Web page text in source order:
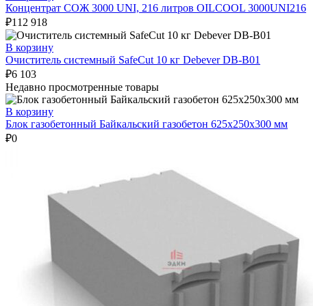
Концентрат СОЖ 3000 UNI, 216 литров OILCOOL 3000UNI216
₽112 918
В корзину
Очиститель системный SafeCut 10 кг Debever DB-B01
₽6 103
Недавно просмотренные товары
В корзину
Блок газобетонный Байкальский газобетон 625х250х300 мм
₽0